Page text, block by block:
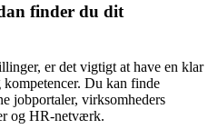
finder du dit
er det vigtigt at have en klar
Du kan finde
jobportaler, virksomheders
og HR-netværk.